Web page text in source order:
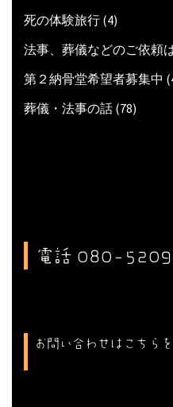
死の体験旅行 (4)
法事、葬儀などのご依頼
第２納骨堂希望者募集中
葬儀・法事の話 (78)
電話 080-
お問い合わせはこちら